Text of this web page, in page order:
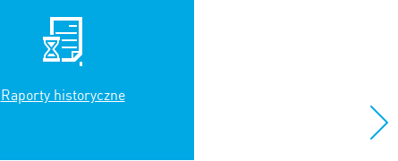
Raporty historyczne